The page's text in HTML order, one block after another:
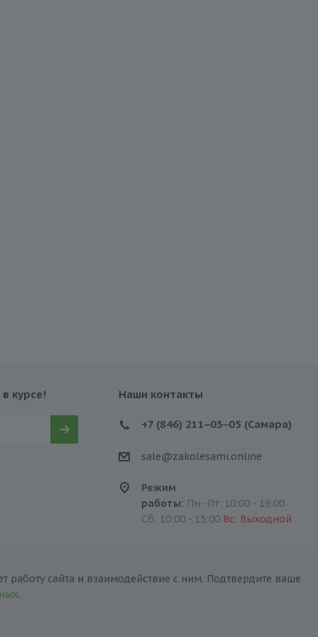
курсе! Наши контакты
+7 (846) 211‒03‒05 (Самара)
sale@zakolesami.online
Режим
работы: Пн -Пт: 10:00 - 19:00
Сб: 10:00 - 15:00 Вс: Выходной
сайта и взаимодействие с ним. Подтвердите ваше
.